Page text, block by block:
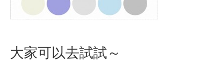
大家可以去試試～